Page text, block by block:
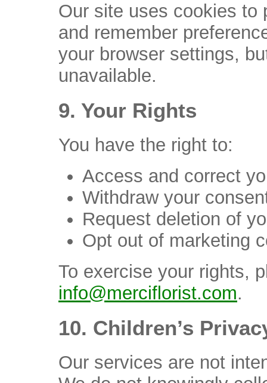
Our site uses cookies to
and remember
your browser settings,
unavailable.
9. Your Rights
You have the right to:
Access and correct
Withdraw your
Request deletion of
Opt out of marketing
To exercise your rights,
info@merciflorist.com.
10. Children’s
Our services are not